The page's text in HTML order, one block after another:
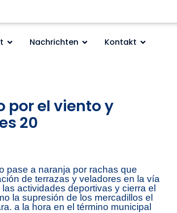
Nachrichten
Kontakt
por el viento y
20
pase a naranja por rachas que
de terrazas y veladores en la vía
actividades deportivas y cierra el
la supresión de los mercadillos el
a la hora en el término municipal